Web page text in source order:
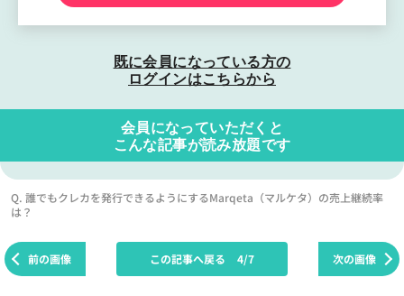
既に会員になっている方の
ログインはこちらから
会員になっていただくと
こんな記事が読み放題です
Q. 誰でもクレカを発行できるようにするMarqeta（マルケタ）の売上継続率
は？
前の画像 次の画像
この記事へ戻る 4/7